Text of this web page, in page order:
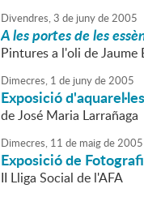
Divendres,3 de junyde2005
A les portes de les
Pintures a l'oli de Jaume
Dimecres, 1 de junyde2005
Exposició d'aquarel·les
de José Maria Larrañaga
Dimecres, 11 de maigde2005
Exposició de
II Lliga Social de l'AFA